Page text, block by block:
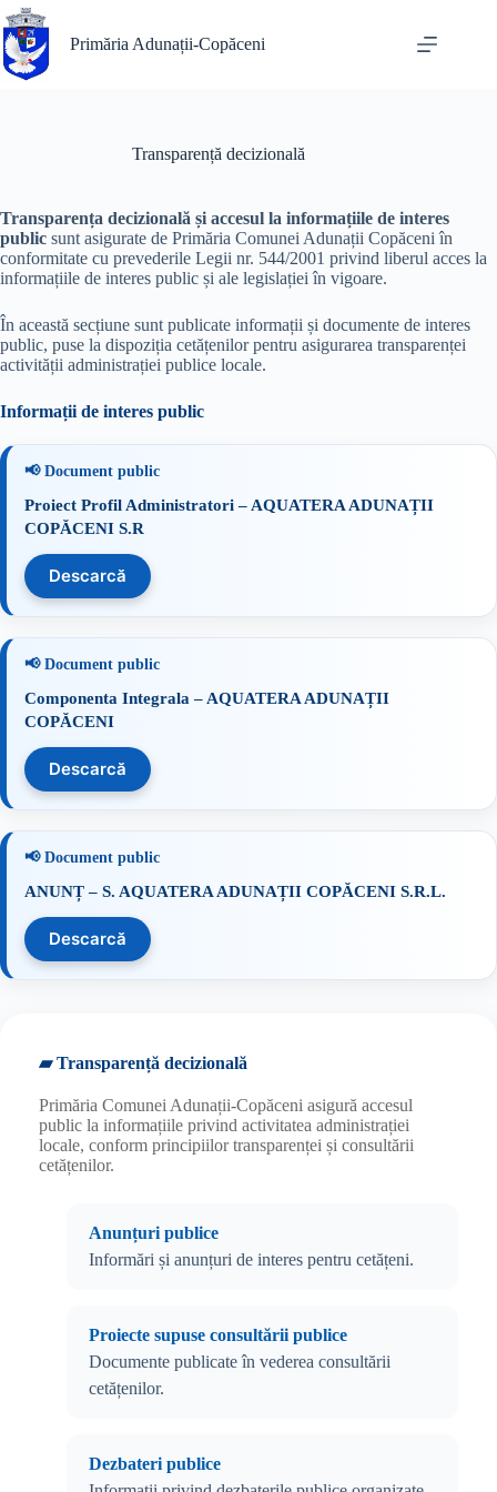
Sari
la
conținut
Primăria Adunații-Copăceni
Transparență decizională
Transparența decizională și accesul la informațiile de interes
public sunt asigurate de Primăria Comunei Adunații Copăceni în
conformitate cu prevederile Legii nr. 544/2001 privind liberul acces la
informațiile de interes public și ale legislației în vigoare.
În această secțiune sunt publicate informații și documente de interes
public, puse la dispoziția cetățenilor pentru asigurarea transparenței
activității administrației publice locale.
Informații de interes public
Proiect Profil Administratori – AQUATERA ADUNAȚII
COPĂCENI S.R
Descarcă
Componenta Integrala – AQUATERA ADUNAȚII
COPĂCENI
Descarcă
ANUNȚ – S. AQUATERA ADUNAȚII COPĂCENI S.R.L.
Descarcă
▰ Transparență decizională
Primăria Comunei Adunații-Copăceni asigură accesul
public la informațiile privind activitatea administrației
locale, conform principiilor transparenței și consultării
cetățenilor.
Anunțuri publice
Informări și anunțuri de interes pentru cetățeni.
Proiecte supuse consultării publice
Documente publicate în vederea consultării
cetățenilor.
Dezbateri publice